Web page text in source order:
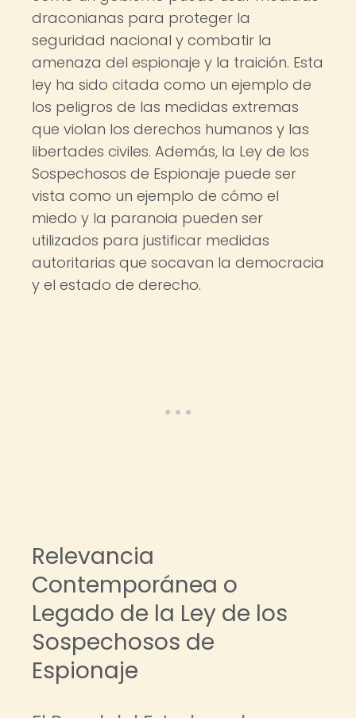
draconianas para proteger la
seguridad nacional y combatir la
amenaza del espionaje y la traición. Esta
ley ha sido citada como un ejemplo de
los peligros de las medidas extremas
que violan los derechos humanos y las
libertades civiles. Además, la Ley de los
Sospechosos de Espionaje puede ser
vista como un ejemplo de cómo el
miedo y la paranoia pueden ser
utilizados para justificar medidas
autoritarias que socavan la democracia
y el estado de derecho.
Relevancia
Contemporánea o
Legado de la Ley de los
Sospechosos de
Espionaje